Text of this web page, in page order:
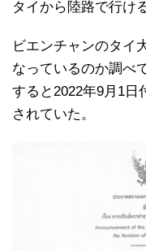
タイから陸路で行け
ビエンチャンのタイ
なっているのか調べ
すると2022年9月1日
されていた。